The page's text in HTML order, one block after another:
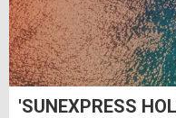
'SUNEXPRESS